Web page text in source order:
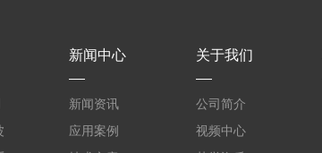
新闻中心
新闻资讯
应用案例
关于我们
公司简介
视频中心